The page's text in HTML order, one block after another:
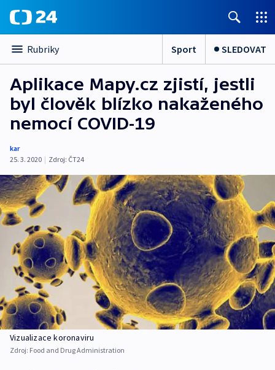
Rubriky Sport SLEDOVAT
Aplikace Mapy.cz zjistí, jestli
byl člověk blízko nakaženého
nemocí COVID-19
kar
25. 3. 2020 | Zdroj: ČT24
Vizualizace koronaviru
Zdroj: Food and Drug Administration